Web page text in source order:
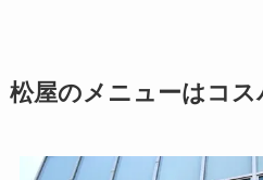
松屋のメニューはコス